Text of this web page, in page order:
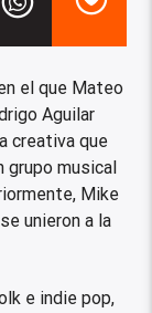
el que Mateo
Aguilar
creativa que
grupo musical
Mike
unieron a la
e indie pop,